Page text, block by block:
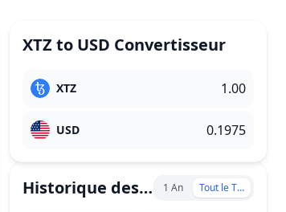
XTZ to USD Convertisseur
XTZ
USD
Historique des prix 1 An Tout le Temps